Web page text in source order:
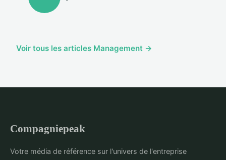
Voir tous les articles Management →
Compagniepeak
Votre média de référence sur l'univers de l'entreprise